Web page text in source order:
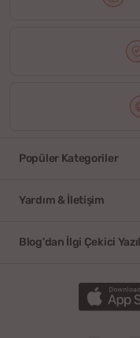
Popüler Kategoriler
Yardım & İletişim
Blog'dan İlgi Çekici